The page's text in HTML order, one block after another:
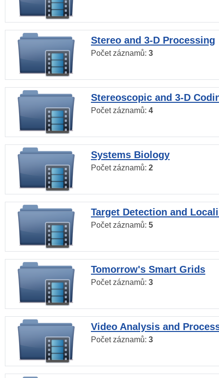
Stereo and 3-D Processing
Počet záznamů: 3
Stereoscopic and 3-D
Počet záznamů: 4
Systems Biology
Počet záznamů: 2
Target Detection and
Počet záznamů: 5
Tomorrow's Smart Grids
Počet záznamů: 3
Video Analysis and
Počet záznamů: 3